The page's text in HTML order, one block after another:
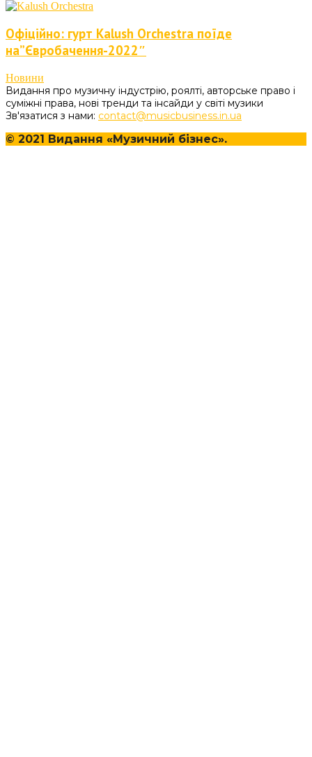
Офіційно: гурт Kalush Orchestra поїде
на”Євробачення-2022″
Новини
Видання про музичну індустрію, роялті, авторське право і
суміжні права, нові тренди та інсайди у світі музики
Зв'язатися з нами: contact@musicbusiness.in.ua
© 2021 Видання «Музичний бізнес».